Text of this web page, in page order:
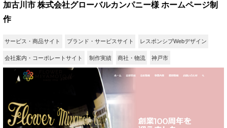
加古川市 株式会社グローバルカンパニー様 ホームページ制
作
サービス・商品サイト ブランド・サービスサイト レスポンシブWebデザイン
会社案内・コーポレートサイト 制作実績 商社・物流 神戸市